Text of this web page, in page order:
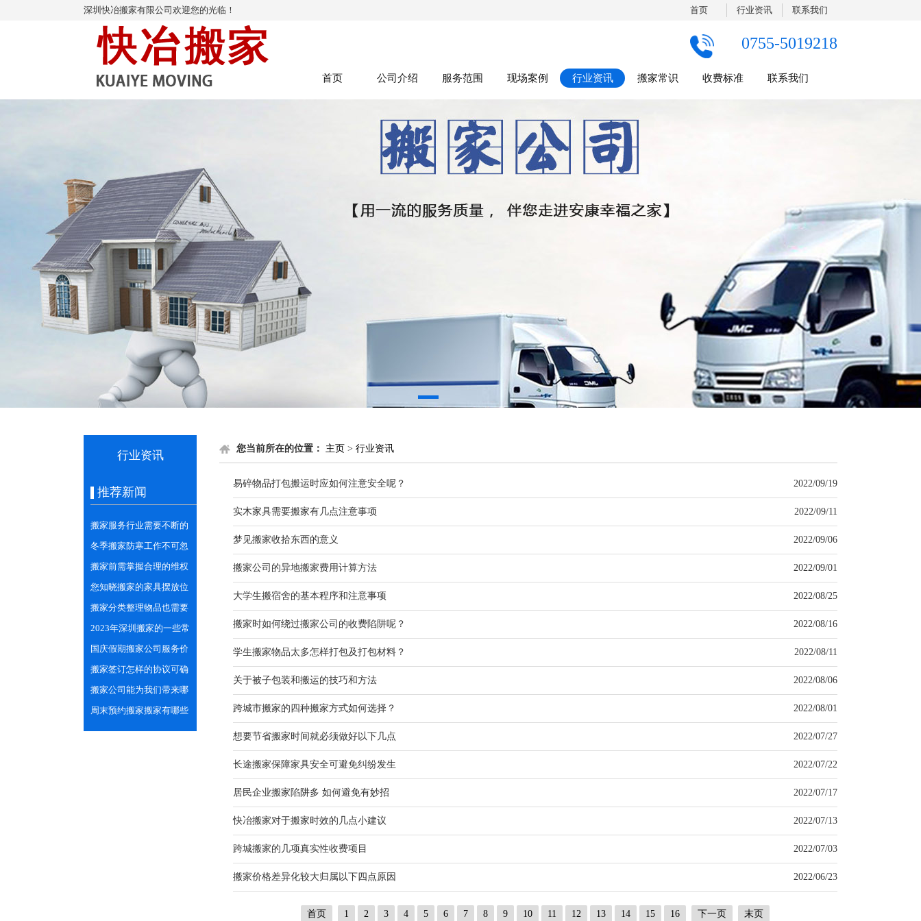
深圳快冶搬家有限公司欢迎您的光临！ 联系我们
行业资讯
首页
0755-5019218
首页 公司介绍 服务范围 现场案例 行业资讯 搬家常识 收费标准 联系我们
行业资讯
推荐新闻
搬家服务行业需要不断的
学习与创新
冬季搬家防寒工作不可忽
视
搬家前需掌握合理的维权
意识
您知晓搬家的家具摆放位
置的相关讲究吗？
搬家分类整理物品也需要
专业的技巧
2023年深圳搬家的一些常
见小习俗
国庆假期搬家公司服务价
格会上涨吗？
搬家签订怎样的协议可确
保双方的合法权益
搬家公司能为我们带来哪
些便利之处？
周末预约搬家搬家有哪些
需注意的？
您当前所在的位置： 主页 > 行业资讯
易碎物品打包搬运时应如何注意安全呢？ 2022/09/19
实木家具需要搬家有几点注意事项 2022/09/11
梦见搬家收拾东西的意义 2022/09/06
搬家公司的异地搬家费用计算方法 2022/09/01
大学生搬宿舍的基本程序和注意事项 2022/08/25
搬家时如何绕过搬家公司的收费陷阱呢？ 2022/08/16
学生搬家物品太多怎样打包及打包材料？ 2022/08/11
关于被子包装和搬运的技巧和方法 2022/08/06
跨城市搬家的四种搬家方式如何选择？ 2022/08/01
想要节省搬家时间就必须做好以下几点 2022/07/27
长途搬家保障家具安全可避免纠纷发生 2022/07/22
居民企业搬家陷阱多 如何避免有妙招 2022/07/17
快冶搬家对于搬家时效的几点小建议 2022/07/13
跨城搬家的几项真实性收费项目 2022/07/03
搬家价格差异化较大归属以下四点原因 2022/06/23
首页 1 2 3 4 5 6 7 8 9 10 11 12 13 14 15 16 下一页 末页